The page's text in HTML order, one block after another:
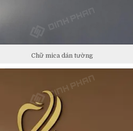
Chữ mica dán tường